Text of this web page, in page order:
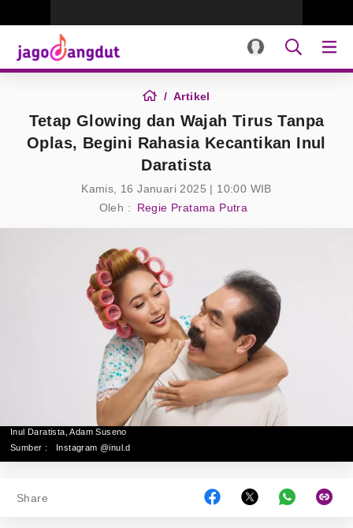
Artikel
Tetap Glowing dan Wajah Tirus Tanpa
Oplas, Begini Rahasia Kecantikan Inul
Daratista
Kamis, 16 Januari 2025 | 10:00 WIB
Oleh :
Regie Pratama Putra
Inul Daratista, Adam Suseno
Sumber :
Instagram @inul.d
Share